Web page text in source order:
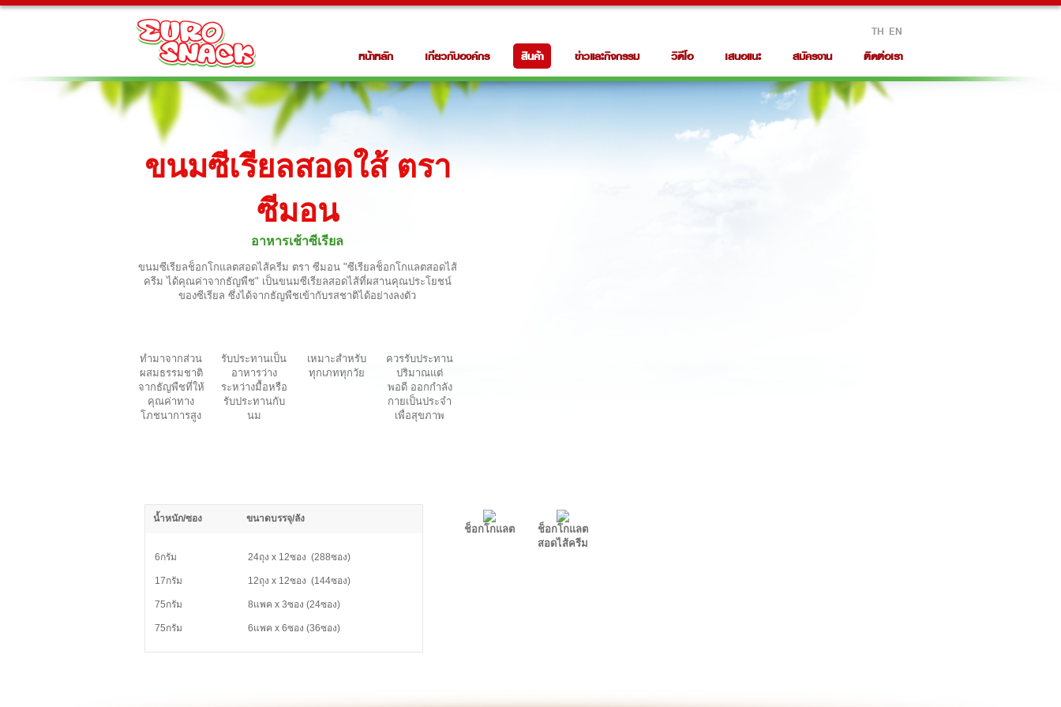
TH EN
หน้าหลัก เกี่ยวกับองค์กร สินค้า ข่าวและกิจกรรม วิดีโอ เสนอแนะ สมัครงาน ติดต่อเรา
ขนมซีเรียลสอดใส้ ตรา
ซีมอน
อาหารเช้าซีเรียล
ขนมซีเรียลช็อกโกแลตสอดไส้ครีม ตรา ซีมอน "ซีเรียลช็อกโกแลตสอดไส้
ครีม ได้คุณค่าจากธัญพืช" เป็นขนมซีเรียลสอดไส้ที่ผสานคุณประโยชน์
ของซีเรียล ซึ่งได้จากธัญพืชเข้ากับรสชาติได้อย่างลงตัว
ทำมาจากส่วน
ผสมธรรมชาติ
จากธัญพืชที่ให้
คุณค่าทาง
โภชนาการสูง
รับประทานเป็น
อาหารว่าง
ระหว่างมื้อหรือ
รับประทานกับ
นม
เหมาะสำหรับ
ทุกเภททุกวัย
ควรรับประทาน
ปริมาณแต่
พอดี ออกกำลัง
กายเป็นประจำ
เพื่อสุขภาพ
น้ำหนัก/ซอง ขนาดบรรจุ/ลัง
6กรัม
17กรัม
75กรัม
75กรัม
24ถุง x 12ซอง (288ซอง)
12ถุง x 12ซอง (144ซอง)
8แพค x 3ซอง (24ซอง)
6แพค x 6ซอง (36ซอง)
ช็อกโกแลต
ช็อกโกแลต
สอดไส้ครีม